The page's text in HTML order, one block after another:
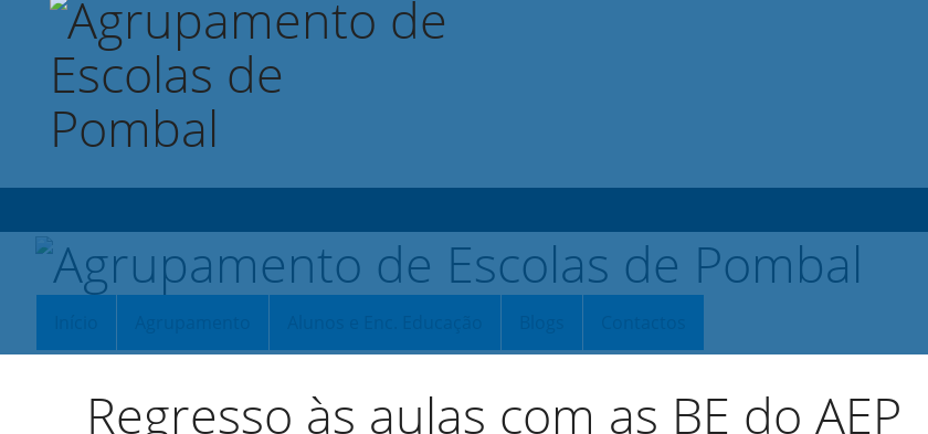
Regresso às aulas com as BE do AEP